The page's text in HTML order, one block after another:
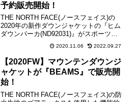
予約販売開始！
THE NORTH FACE(ノースフェイス)の
2020年の新作ダウンジャケットの『ヒム
ダウンパーカ(ND92031)』がスポーツシ
ョップの『AlpenGroup OnlineStore』で
予約販売が開始されましたのでご紹介さ
せて頂きます！...
2020.11.06 2022.09.27
【2020FW】マウンテンダウンジ
ャケットが『BEAMS』で販売開
始！
THE NORTH FACE(ノースフェイス)の防